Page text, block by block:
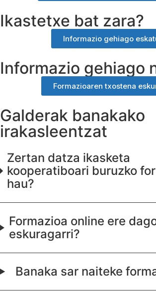
Ikastetxe bat zara?
Informazio gehiago
Informazio gehiago
Formazioaren txostena
Galderak banakako
irakasleentzat
Zertan datza ikasketa
kooperatiboari buruzko
hau?
Formazioa online ere
eskuragarri?
Banaka sar naiteke